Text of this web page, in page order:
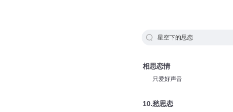
星空下的思恋
相思恋情
只爱好声音
10.愁思恋